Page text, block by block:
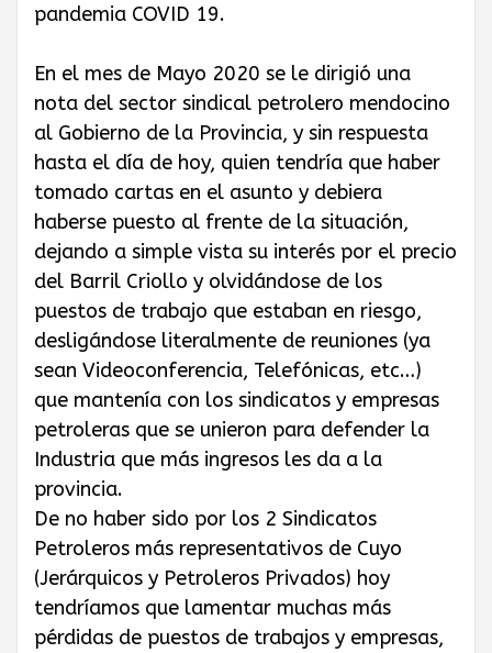
pandemia COVID 19.
En el mes de Mayo 2020 se le dirigió una
nota del sector sindical petrolero mendocino
al Gobierno de la Provincia, y sin respuesta
hasta el día de hoy, quien tendría que haber
tomado cartas en el asunto y debiera
haberse puesto al frente de la situación,
dejando a simple vista su interés por el precio
del Barril Criollo y olvidándose de los
puestos de trabajo que estaban en riesgo,
desligándose literalmente de reuniones (ya
sean Videoconferencia, Telefónicas, etc…)
que mantenía con los sindicatos y empresas
petroleras que se unieron para defender la
Industria que más ingresos les da a la
provincia.
De no haber sido por los 2 Sindicatos
Petroleros más representativos de Cuyo
(Jerárquicos y Petroleros Privados) hoy
tendríamos que lamentar muchas más
pérdidas de puestos de trabajos y empresas,